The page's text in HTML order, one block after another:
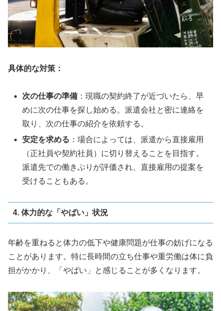
具体的な対策：
次の仕事の準備 ：現職の契約終了が近づいたら、早
めに次の仕事を探し始める。派遣会社と密に連絡を
取り、次の仕事の紹介を依頼する。
安定を求める ：場合によっては、派遣から直接雇用
（正社員や契約社員）に切り替えることを目指す。
派遣先での働きぶりが評価され、直接雇用の提案を
受けることもある。
4. 体力的な「やばい」状況
年齢を重ねると体力の低下や健康問題が仕事の妨げになる
ことがあります。特に長時間の立ち仕事や重労働は体に負
担がかかり、「やばい」と感じることが多くなります。